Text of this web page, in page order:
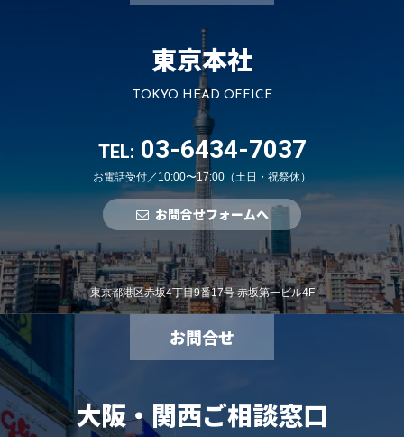
東京本社
TOKYO HEAD OFFICE
TEL: 03-6434-7037
お電話受付／10:00〜17:00（土日・祝祭休）
お問合せフォームへ
東京都港区赤坂4丁目9番17号 赤坂第一ビル4F
お問合せ
大阪・関西ご相談窓口